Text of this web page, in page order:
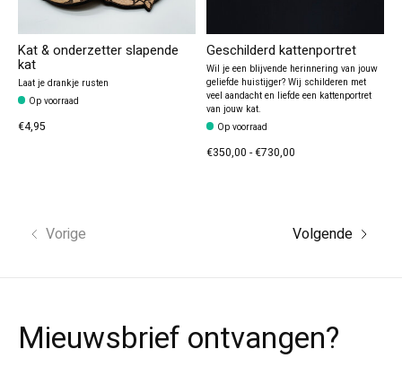
Kat & onderzetter slapende
kat
Laat je drankje rusten
Op voorraad
€4,95
Geschilderd kattenportret
Wil je een blijvende herinnering van jouw
geliefde huistijger? Wij schilderen met
veel aandacht en liefde een kattenportret
van jouw kat.
Op voorraad
€350,00 - €730,00
Vorige Volgende
Mieuwsbrief ontvangen?